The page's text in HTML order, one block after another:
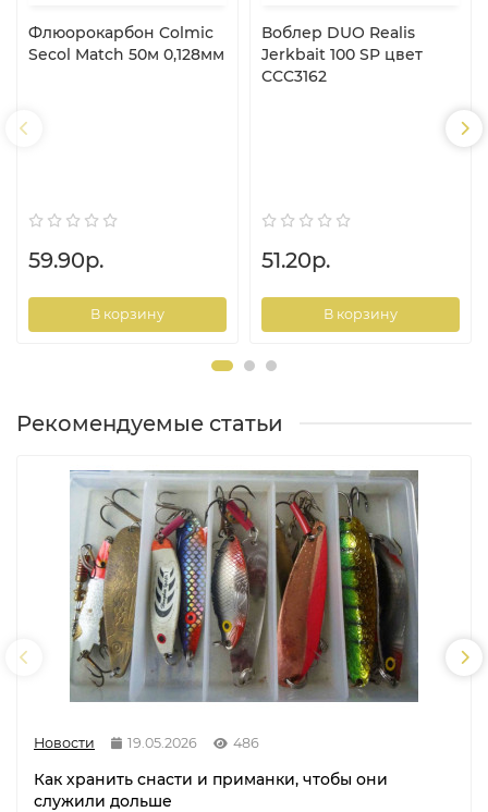
Флюорокарбон Colmic
Secol Match 50м 0,128мм
59.90р.
В корзину
Воблер DUO Realis
Jerkbait 100 SP цвет
CCC3162
51.20р.
В корзину
Рекомендуемые статьи
Новости 19.05.2026 486
Как хранить снасти и приманки, чтобы они
служили дольше